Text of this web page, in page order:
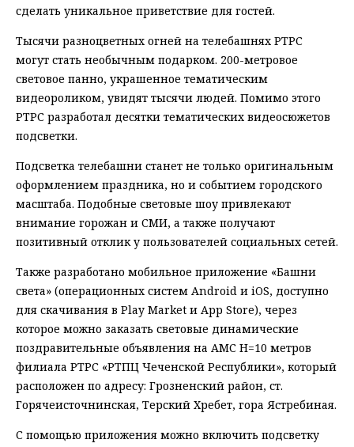
сделать уникальное приветствие для гостей.
Тысячи разноцветных огней на телебашнях РТРС
могут стать необычным подарком. 200-метровое
световое панно, украшенное тематическим
видеороликом, увидят тысячи людей. Помимо этого
РТРС разработал десятки тематических видеосюжетов
подсветки.
Подсветка телебашни станет не только оригинальным
оформлением праздника, но и событием городского
масштаба. Подобные световые шоу привлекают
внимание горожан и СМИ, а также получают
позитивный отклик у пользователей социальных сетей.
Также разработано мобильное приложение «Башни
света» (операционных систем Android и iOS, доступно
для скачивания в Play Market и App Store), через
которое можно заказать световые динамические
поздравительные объявления на АМС Н=10 метров
филиала РТРС «РТПЦ Чеченской Республики», который
расположен по адресу: Грозненский район, ст.
Горячеисточнинская, Терский Хребет, гора Ястребиная.
С помощью приложения можно включить подсветку